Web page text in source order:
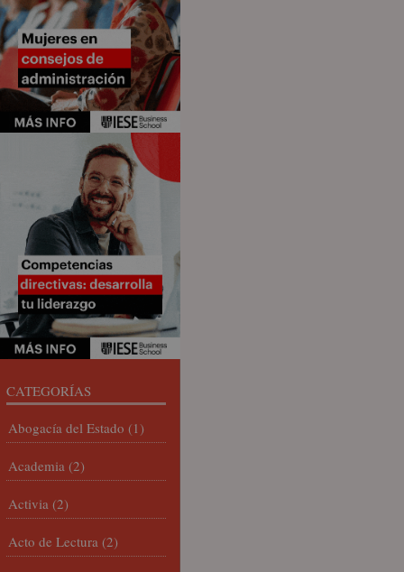
CATEGORÍAS
Abogacía del Estado (1)
Academia (2)
Activia (2)
Acto de Lectura (2)